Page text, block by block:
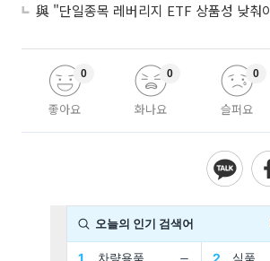
좋아요
0
화나요
0
슬퍼요
0